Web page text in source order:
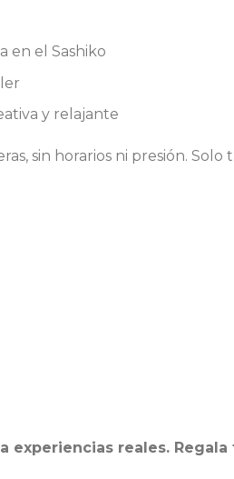
en el Sashiko
y relajante
sin horarios ni presión. Solo
experiencias reales.